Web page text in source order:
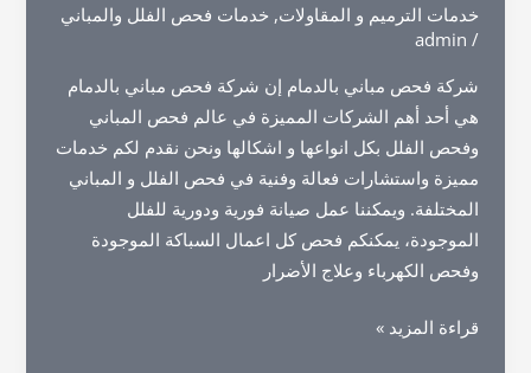
خدمات الترميم و المقاولات, خدمات فحص الفلل والمباني
/
admin
شركة فحص مباني بالدمام إن شركة فحص مباني بالدمام
هي أحد أهم الشركات المميزة في عالم فحص المباني
وفحص الفلل بكل انواعها و اشكالها ونحن نقدم لكم خدمات
مميزة واستشارات فعالة وفنية في فحص الفلل و المباني
المختلفة. ويمكننا عمل صيانة فورية ودورية للفلل
الموجودة، يمكنكم فحص كل اعمال السباكة الموجودة
وفحص الكهرباء وعلاج الأضرار
شركة
قراءة المزيد »